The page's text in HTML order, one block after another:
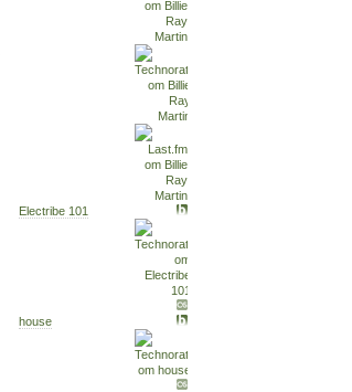
Electribe 101
house